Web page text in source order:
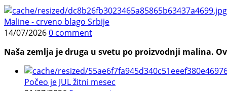
Maline - crveno blago Srbije
14/07/20260 comment
Naša zemlja je druga u svetu po proizvodnji malina.
Počeo je JUL žitni mesec